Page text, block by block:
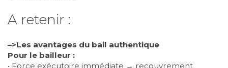
A retenir :
–>Les avantages du bail authentique
Pour le bailleur :
• Force exécutoire immédiate → recouvrement